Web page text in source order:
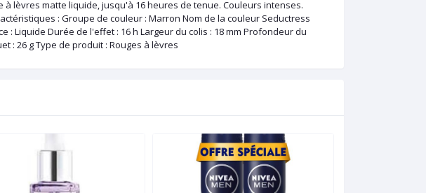
lèvres matte liquide, jusqu'à 16 heures de tenue. Couleurs intenses.
: Groupe de couleur : Marron Nom de la couleur Seductress
: Liquide Durée de l'effet : 16 h Largeur du colis : 18 mm Profondeur du
: 26 g Type de produit : Rouges à lèvres